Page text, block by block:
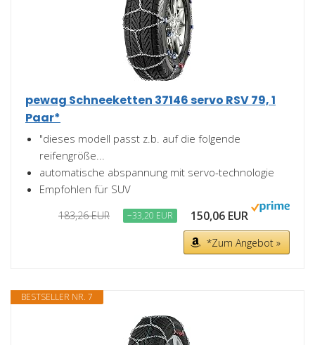
pewag Schneeketten 37146 servo RSV 79, 1
Paar*
"dieses modell passt z.b. auf die folgende
reifengröße...
automatische abspannung mit servo-technologie
Empfohlen für SUV
183,26 EUR −33,20 EUR 150,06 EUR
*Zum Angebot »
BESTSELLER NR. 7